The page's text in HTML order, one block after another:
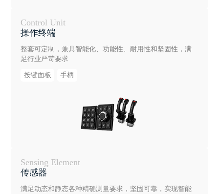
Control Unit
操作终端
整套可定制，兼具智能化、功能性、耐用性和坚固性，满
足行业严苛要求
按键面板 手柄
Sensing Element
传感器
满足动态和静态各种精确测量要求，坚固可靠，实现智能